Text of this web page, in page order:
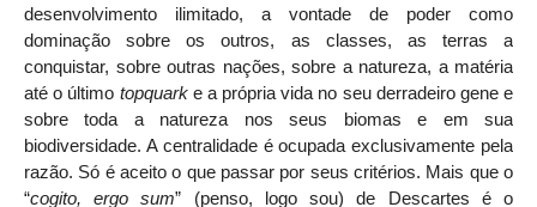
desenvolvimento ilimitado, a vontade de poder como
dominação sobre os outros, as classes, as terras a
conquistar, sobre outras nações, sobre a natureza, a matéria
até o último topquarke a própria vida no seu derradeiro gene e
sobre toda a natureza nos seus biomas e em sua
biodiversidade. A centralidade é ocupada exclusivamente pela
razão. Só é aceito o que passar por seus critérios. Mais que o
“cogito, ergo sum” (penso, logo sou) de Descartes é o